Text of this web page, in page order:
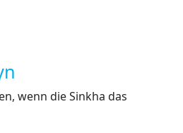
wenn die Sinkha das